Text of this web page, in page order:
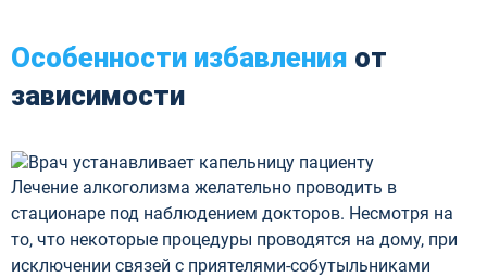
Особенности избавления от
зависимости
Лечение алкоголизма желательно проводить в
стационаре под наблюдением докторов. Несмотря на
то, что некоторые процедуры проводятся на дому, при
исключении связей с приятелями-собутыльниками